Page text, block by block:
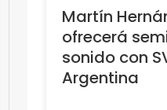
Martín
ofrecerá
sonido con
Argentina